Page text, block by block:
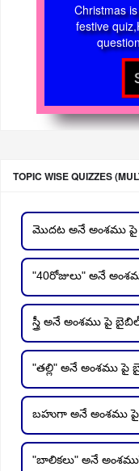
Christmas
festive
TOPIC WISE QUIZZES
మొదట అనే అంశము పై
"40రోజులు" అనే
స్త్రీ అనే అంశము పై
"తల్లి" అనే అంశము పై
బహుగా అనే అంశము
"బాలికలు" అనే